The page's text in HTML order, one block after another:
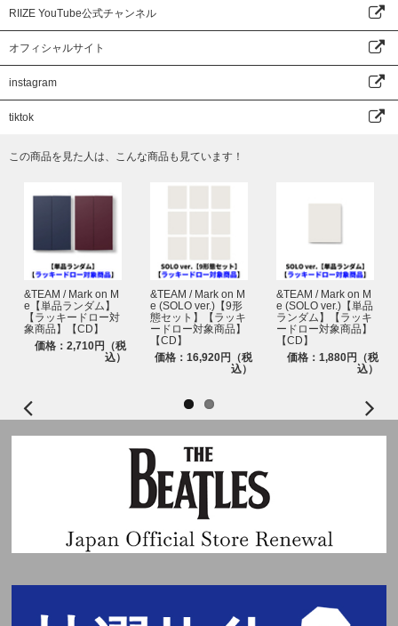
RIIZE YouTube公式チャンネル
オフィシャルサイト
instagram
tiktok
この商品を見た人は、こんな商品も見ています！
&TEAM / Mark on M
e【単品ランダム】
【ラッキードロー対
象商品】【CD】
価格：2,710円（税
込）
&TEAM / Mark on M
e (SOLO ver.)【9形
態セット】【ラッキ
ードロー対象商品】
【CD】
価格：16,920円（税
込）
&TEAM / Mark on M
e (SOLO ver.)【単品
ランダム】【ラッキ
ードロー対象商品】
【CD】
価格：1,880円（税
込）